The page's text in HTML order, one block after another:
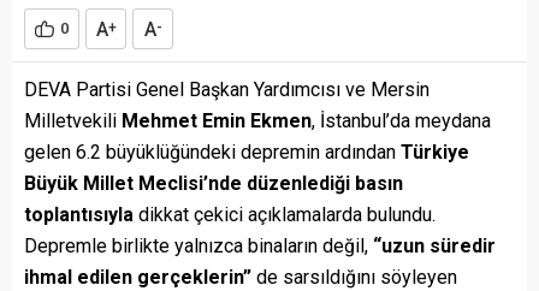
0 A+ A-
DEVA Partisi Genel Başkan Yardımcısı ve Mersin
Milletvekili Mehmet Emin Ekmen, İstanbul’da meydana
gelen 6.2 büyüklüğündeki depremin ardından Türkiye
Büyük Millet Meclisi’nde düzenlediği basın
toplantısıyla dikkat çekici açıklamalarda bulundu.
Depremle birlikte yalnızca binaların değil, “uzun süredir
ihmal edilen gerçeklerin” de sarsıldığını söyleyen